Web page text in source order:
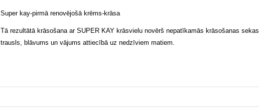
Super kay-pirmā renovējošā krēms-krāsa
Tā rezultātā krāsošana ar SUPER KAY krāsvielu novērš nepatīkamās krāsošanas sekas
trausls , blāvums un vājums attiecībā uz nedzīviem matiem